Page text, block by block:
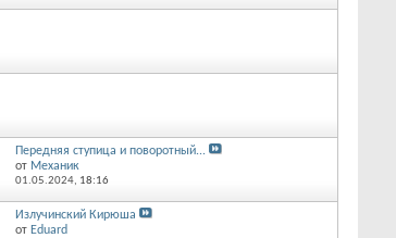
Передняя ступица и поворотный...
от Механик
01.05.2024, 18:16
Излучинский Кирюша
от Eduard